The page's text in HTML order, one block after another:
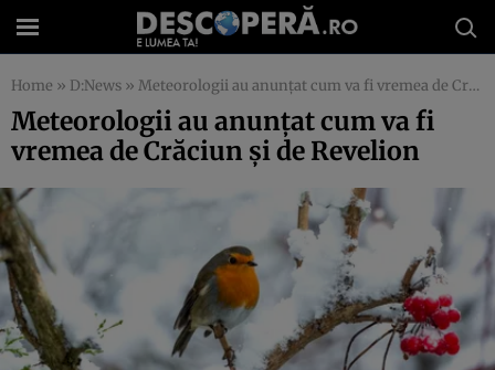
Home » D:News » Meteorologii au anunțat cum va fi vremea de Crăciun și de Revelion
Meteorologii au anunțat cum va fi
vremea de Crăciun și de Revelion